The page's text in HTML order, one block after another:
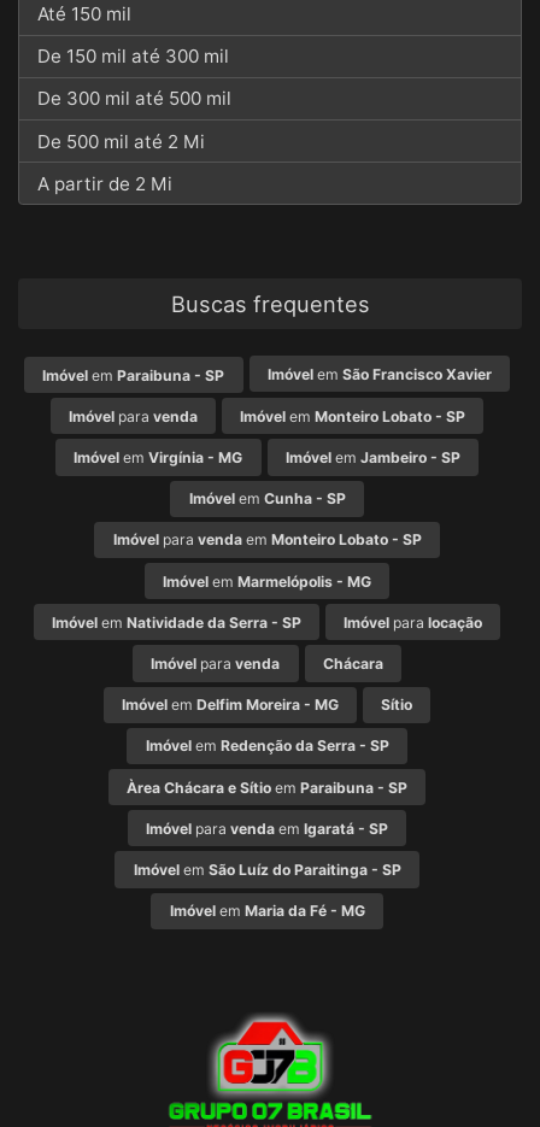
Até 150 mil
De 150 mil até 300 mil
De 300 mil até 500 mil
De 500 mil até 2 Mi
A partir de 2 Mi
Buscas frequentes
Imóvel emParaibuna - SP Imóvelem São Francisco Xavier
Imóvelpara venda Imóvel emMonteiro Lobato - SP
Imóvel emVirgínia - MG Imóvelem Jambeiro - SP
Imóvelem Cunha - SP
Imóvelpara vendaem Monteiro Lobato - SP
Imóvel em Marmelópolis - MG
Imóvelem Natividade da Serra - SP Imóvel paralocação
Imóvel paravenda Chácara
Imóvelem Delfim Moreira - MG Sítio
Imóvelem Redenção da Serra - SP
Àrea Chácara e Sítio em Paraibuna - SP
Imóvel para venda em Igaratá - SP
Imóvelem São Luíz do Paraitinga - SP
Imóvelem Maria da Fé - MG